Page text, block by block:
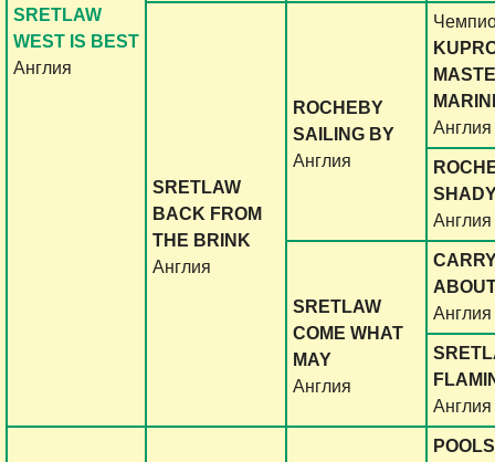
SRETLAW
WEST IS BEST
Англия
SRETLAW
BACK FROM
THE BRINK
Англия
ROCHEBY
SAILING BY
Англия
Англия
Англия
SRETLAW
СOME WHAT
MAY
Англия
Англия
Англия